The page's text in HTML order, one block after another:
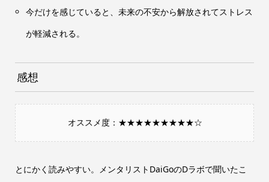
今だけを感じていると、未来の不安から解放されてストレス
が軽減される。
感想
オススメ度：★★★★★★★★★☆
とにかく読みやすい。メンタリストDaiGoのDラボで聞いたこ